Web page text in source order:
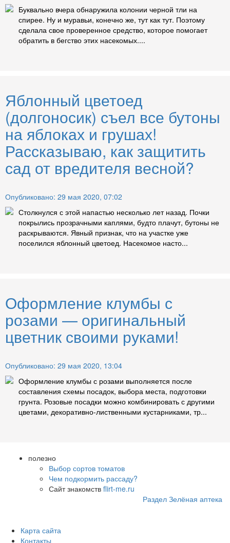
Буквально вчера обнаружила колонии черной тли на
спирее. Ну и муравьи, конечно же, тут как тут. Поэтому
сделала свое проверенное средство, которое помогает
обратить в бегство этих насекомых....
Яблонный цветоед
(долгоносик) съел все бутоны
на яблоках и грушах!
Рассказываю, как защитить
сад от вредителя весной?
Опубликовано: 29 мая 2020, 07:02
Столкнулся с этой напастью несколько лет назад. Почки
покрылись прозрачными каплями, будто плачут, бутоны не
раскрываются. Явный признак, что на участке уже
поселился яблонный цветоед. Насекомое насто...
Оформление клумбы с
розами — оригинальный
цветник своими руками!
Опубликовано: 29 мая 2020, 13:04
Оформление клумбы с розами выполняется после
составления схемы посадок, выбора места, подготовки
грунта. Розовые посадки можно комбинировать с другими
цветами, декоративно-лиственными кустарниками, тр...
полезно
Выбор сортов томатов
Чем подкормить рассаду?
Сайт знакомств flirt-me.ru
Раздел Зелёная аптека
Карта сайта
Контакты